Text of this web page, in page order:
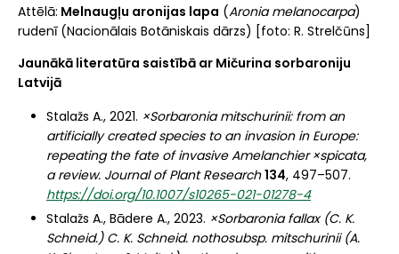
Attēlā: Melnaugļu aronijas lapa (Aronia melanocarpa)
rudenī (Nacionālais Botāniskais dārzs) [foto: R. Strelčūns]
Jaunākā literatūra saistībā ar Mičurina sorbaroniju
Latvijā
Stalažs A., 2021. ×Sorbaronia mitschurinii: from an
artificially created species to an invasion in Europe:
repeating the fate of invasive Amelanchier ×spicata,
a review. Journal of Plant Research 134, 497–507.
https://doi.org/10.1007/s10265-021-01278-4
Stalažs A., Bādere A., 2023. ×Sorbaronia fallax (C. K.
Schneid.) C. K. Schneid. nothosubsp. mitschurinii (A.